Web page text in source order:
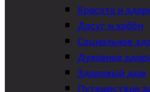
Красота и
Досуг и хобби
Социальное
Духовное
Здоровый дом
Путешествия